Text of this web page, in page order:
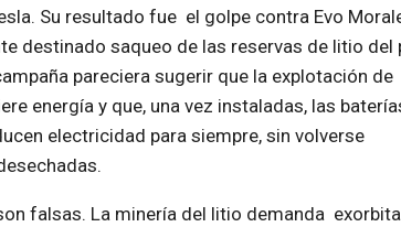
Su resultado fue el golpe contra Evo
destinado saqueo de las reservas de litio del
pareciera sugerir que la explotación de
energía y que, una vez instaladas, las
electricidad para siempre, sin volverse
falsas. La minería del litio demanda